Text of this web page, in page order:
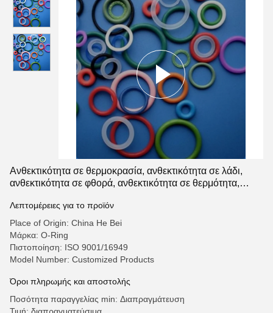
mm
Ανθεκτικότητα σε θερμοκρασία, ανθεκτικότητα σε λάδι,
ανθεκτικότητα σε φθορά, ανθεκτικότητα σε θερμότητα,
Λεπτομέρειες για το προϊόν
Place of Origin: China He Bei
Μάρκα: O-Ring
Πιστοποίηση: ISO 9001/16949
Model Number: Customized Products
Όροι πληρωμής και αποστολής
Ποσότητα παραγγελίας min: Διαπραγμάτευση